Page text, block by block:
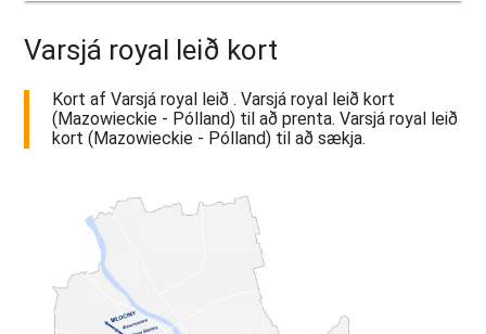
Varsjá royal leið kort
Kort af Varsjá royal leið . Varsjá royal leið kort
(Mazowieckie - Pólland) til að prenta. Varsjá royal leið
kort (Mazowieckie - Pólland) til að sækja.